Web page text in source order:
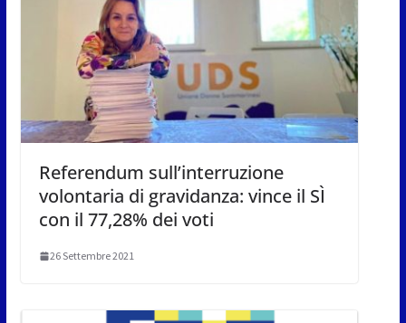
Referendum sull’interruzione
volontaria di gravidanza: vince il SÌ
con il 77,28% dei voti
26 Settembre 2021